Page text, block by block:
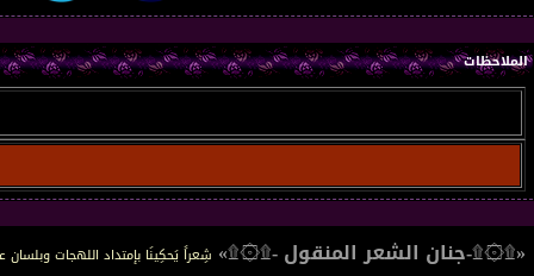
الملاحظات
«۩۞۩-جنان الشعر المنقول -۩۞۩» شِعراً يَحكِينَا بإمتداد اللهجات